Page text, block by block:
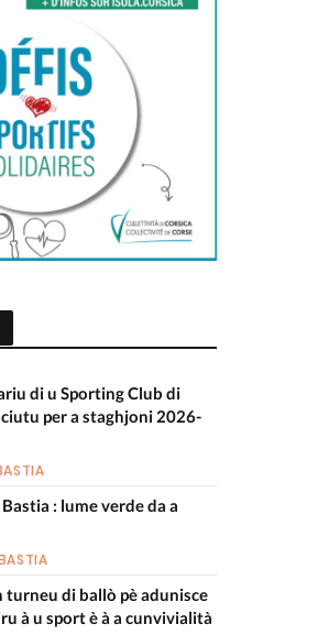
di u Sporting Club di
per a staghjoni 2026-
: lume verde da a
turneu di ballò pè adunisce
à u sport è à a cunvivialità